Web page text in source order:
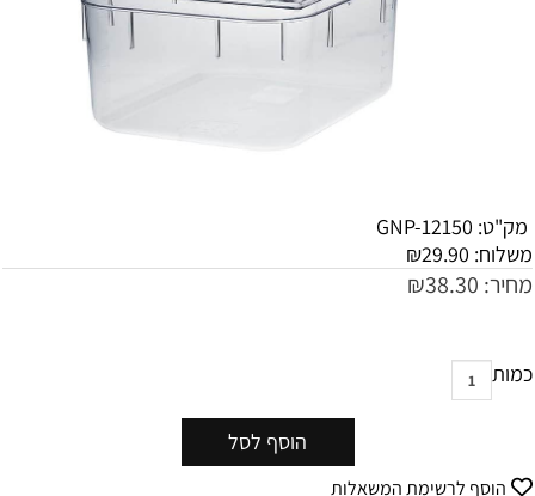
מק"ט: GNP-12150
משלוח:
₪29.90
מחיר: ₪38.30
כמות
הוסף לסל
הוסף לרשימת המשאלות